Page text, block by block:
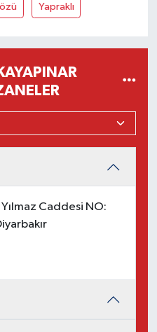
Yapraklı
Caddesi NO: